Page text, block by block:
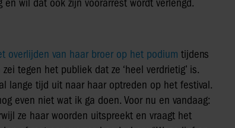
wil dat ook zijn voorarrest wordt verlengd.
overlijden van haar broer op het podium tijdens
tegen het publiek dat ze ‘heel verdrietig’ is.
lange tijd uit naar haar optreden op het festival.
even niet wat ik ga doen. Voor nu en vandaag:
ze haar woorden uitspreekt en vraagt het